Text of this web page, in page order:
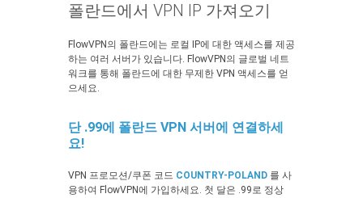
폴란드에서 VPN IP 가져오기
FlowVPN의 폴란드에는 로컬 IP에 대한 액세스를 제공
하는 여러 서버가 있습니다. FlowVPN의 글로벌 네트
워크를 통해 폴란드에 대한 무제한 VPN 액세스를 얻
으세요.
단 .99에 폴란드 VPN 서버에 연결하세
요!
VPN 프로모션/쿠폰 코드 COUNTRY-POLAND 를 사
용하여 FlowVPN에 가입하세요. 첫 달은 .99로 정상